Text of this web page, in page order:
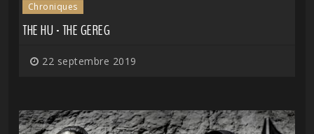
Chroniques
THE HU - THE GEREG
22 septembre 2019